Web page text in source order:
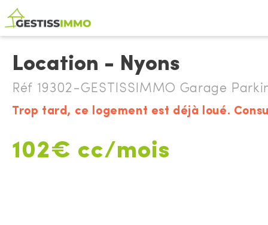
Location - Nyons
Réf 19302-GESTISSIMMO Garage
Trop tard, ce logement est déjà loué.
102€ cc/mois